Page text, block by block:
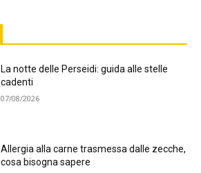
La notte delle Perseidi: guida alle stelle
cadenti
07/08/2026
Allergia alla carne trasmessa dalle zecche,
cosa bisogna sapere